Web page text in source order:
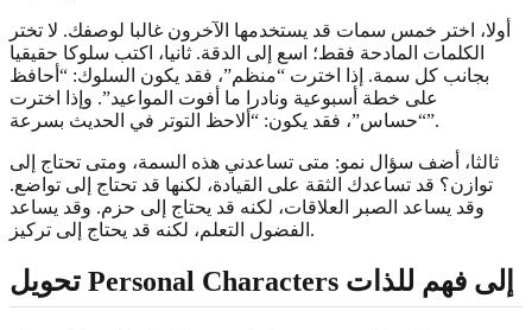
أولا، اختر خمس سمات قد يستخدمها الآخرون غالبا لوصفك. لا تختر
الكلمات المادحة فقط؛ اسع إلى الدقة. ثانيا، اكتب سلوكا حقيقيا
بجانب كل سمة. إذا اخترت “منظم”، فقد يكون السلوك: “أحافظ
على خطة أسبوعية ونادرا ما أفوت المواعيد”. وإذا اخترت
“حساس”، فقد يكون: “ألاحظ التوتر في الحديث بسرعة”.
ثالثا، أضف سؤال نمو: متى تساعدني هذه السمة، ومتى تحتاج إلى
توازن؟ قد تساعدك الثقة على القيادة، لكنها قد تحتاج إلى تواضع.
وقد يساعد الصبر العلاقات، لكنه قد يحتاج إلى حزم. وقد يساعد
الفضول التعلم، لكنه قد يحتاج إلى تركيز.
تحويل Personal Characters إلى فهم للذات